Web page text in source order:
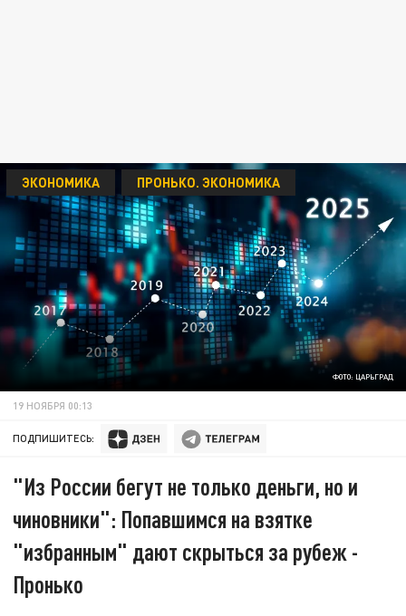
ФОТО: ЦАРЬГРАД
ЭКОНОМИКА ПРОНЬКО. ЭКОНОМИКА
19 НОЯБРЯ 00:13
ПОДПИШИТЕСЬ:
"Из России бегут не только деньги, но и
чиновники": Попавшимся на взятке
"избранным" дают скрыться за рубеж -
Пронько